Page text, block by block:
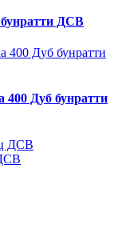
ДСВ
Дуб бунратти